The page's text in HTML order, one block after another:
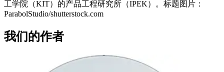
工学院（KIT）的产品工程研究所（IPEK）。标题图片：
ParabolStudio/shutterstock.com
我们的作者